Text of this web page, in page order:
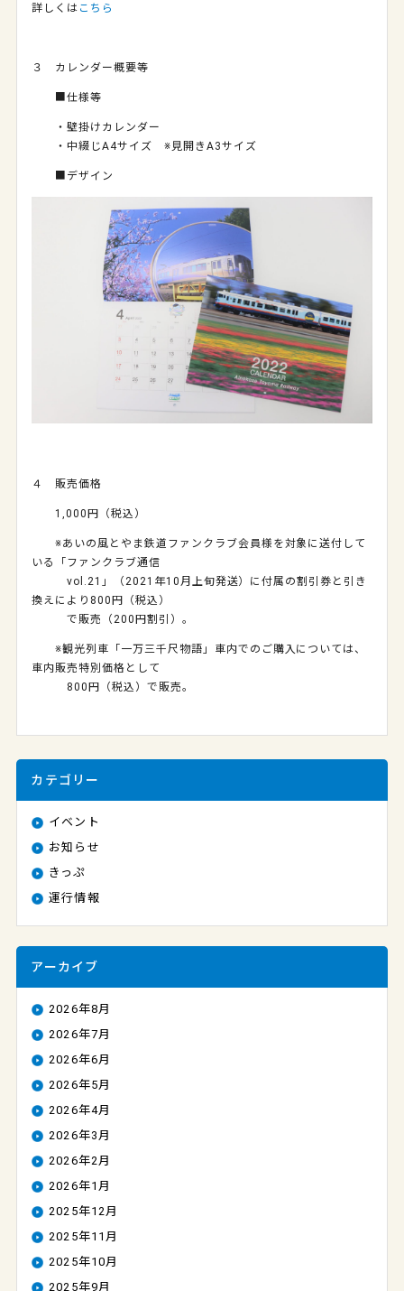
詳しくは こちら
３ カレンダー概要等
■仕様等
・壁掛けカレンダー
・中綴じA4サイズ ※見開きA3サイズ
■デザイン
４ 販売価格
1,000円（税込）
※あいの風とやま鉄道ファンクラブ会員様を対象に送付して
いる「ファンクラブ通信
vol.21」（2021年10月上旬発送）に付属の割引券と引き
換えにより800円（税込）
で販売（200円割引）。
※観光列車「一万三千尺物語」車内でのご購入については、
車内販売特別価格として
800円（税込）で販売。
カテゴリー
イベント
お知らせ
きっぷ
運行情報
アーカイブ
2026年8月
2026年7月
2026年6月
2026年5月
2026年4月
2026年3月
2026年2月
2026年1月
2025年12月
2025年11月
2025年10月
2025年9月